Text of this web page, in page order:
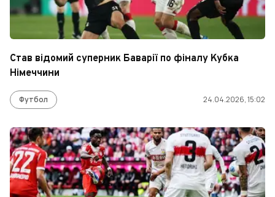
Став відомий суперник Баварії по фіналу Кубка
Німеччини
Футбол 24.04.2026, 15:02